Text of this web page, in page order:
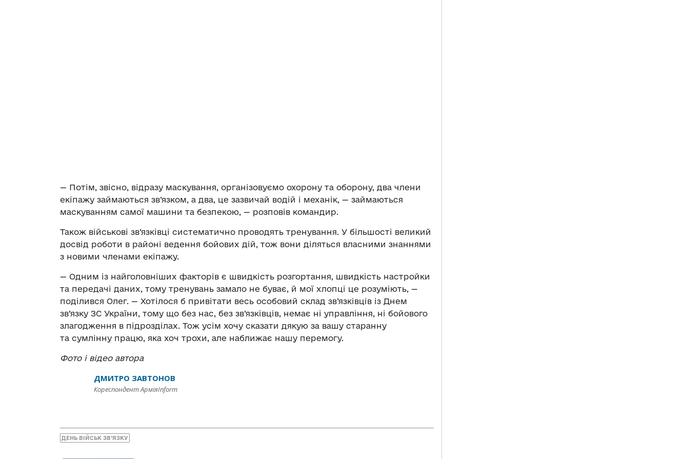
— Потім, звісно, відразу маскування, організовуємо охорону та оборону, два члени
екіпажу займаються зв’язком, а два, це зазвичай водій і механік, — займаються
маскуванням самої машини та безпекою, — розповів командир.
Також військові зв’язківці систематично проводять тренування. У більшості великий
досвід роботи в районі ведення бойових дій, тож вони діляться власними знаннями
з новими членами екіпажу.
— Одним із найголовніших факторів є швидкість розгортання, швидкість настройки
та передачі даних, тому тренувань замало не буває, й мої хлопці це розуміють, —
поділився Олег. — Хотілося б привітати весь особовий склад зв’язківців із Днем
зв’язку ЗС України, тому що без нас, без зв’язківців, немає ні управління, ні бойового
злагодження в підрозділах. Тож усім хочу сказати дякую за вашу старанну
та сумлінну працю, яка хоч трохи, але наближає нашу перемогу.
Фото і відео автора
ДМИТРО ЗАВТОНОВ
Кореспондент АрміяInform
ДЕНЬ ВІЙСЬК ЗВ’ЯЗКУ